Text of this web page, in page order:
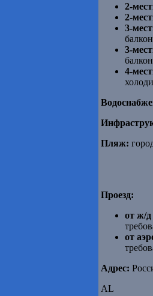
2-
2-
3-
3-
4-
Пляж:
Проезд:
от ж/д
от
Адрес:
AL